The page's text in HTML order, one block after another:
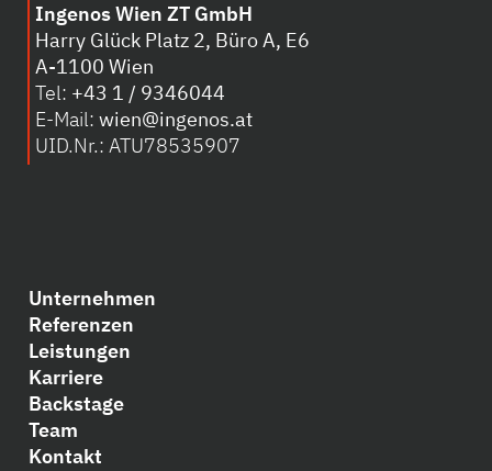
Ingenos Wien ZT GmbH
Harry Glück Platz 2, Büro A, E6
A-1100 Wien
Tel: +43 1 / 9346044
E-Mail: wien@ingenos.at
UID.Nr.: ATU78535907
Unternehmen
Referenzen
Leistungen
Karriere
Backstage
Team
Kontakt